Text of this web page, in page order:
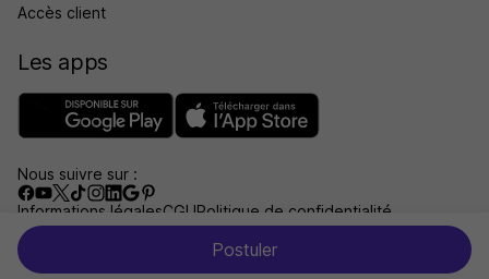
Postuler
Accès client
Les apps
Nous suivre sur :
Informations légalesCGUPolitique de confidentialité
Gérer les traceursAccessibilité : non conforme
Aide et contact